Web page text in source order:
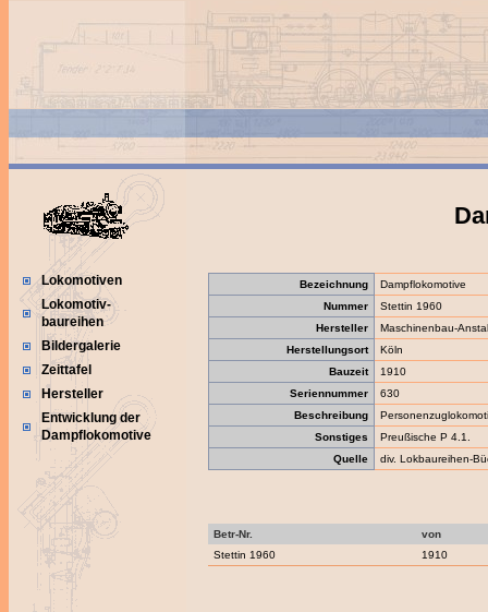
Lokomotiven
Lokomotiv-
baureihen
Bildergalerie
Zeittafel
Hersteller
Entwicklung der
Dampflokomotive
Bezeichnung
Dampflokomotive
Nummer
Stettin 1960
Hersteller
Maschinenbau-
Herstellungsort
Köln
Bauzeit
1910
Seriennummer
630
Beschreibung
Sonstiges
Preußische P 4.1.
Quelle
div. Lokbaureihen-
Betr-Nr.
von
Stettin 1960
1910